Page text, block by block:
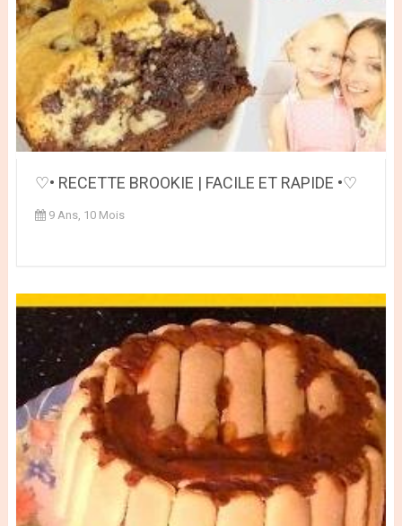
♡• RECETTE BROOKIE | FACILE ET RAPIDE •♡
9 Ans, 10 Mois